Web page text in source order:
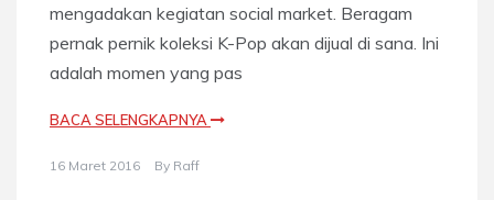
mengadakan kegiatan social market. Beragam
pernak pernik koleksi K-Pop akan dijual di sana. Ini
adalah momen yang pas
BACA SELENGKAPNYA
16 Maret 2016 By Raff